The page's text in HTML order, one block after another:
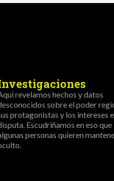
revelamos hechos y datos
sobre el poder
protagonistas y los intereses
Escudriñamos en eso que
personas quieren